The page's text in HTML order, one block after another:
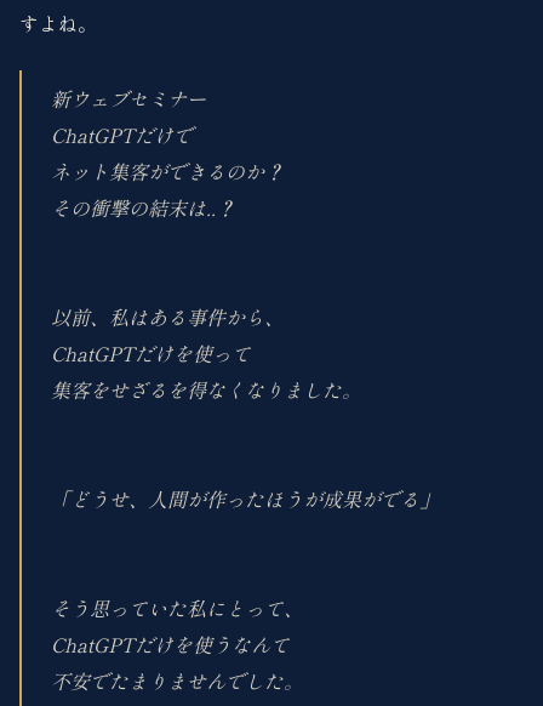
すよね。
新ウェブセミナー
ChatGPTだけで
ネット集客ができるのか？
その衝撃の結末は..？
以前、私はある事件から、
ChatGPTだけを使って
集客をせざるを得なくなりました。
「どうせ、人間が作ったほうが成果がでる」
そう思っていた私にとって、
ChatGPTだけを使うなんて
不安でたまりませんでした。